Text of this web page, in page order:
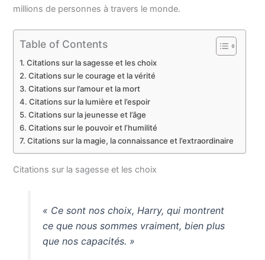
millions de personnes à travers le monde.
Table of Contents
Citations sur la sagesse et les choix
Citations sur le courage et la vérité
Citations sur l’amour et la mort
Citations sur la lumière et l’espoir
Citations sur la jeunesse et l’âge
Citations sur le pouvoir et l’humilité
Citations sur la magie, la connaissance et l’extraordinaire
Citations sur la sagesse et les choix
« Ce sont nos choix, Harry, qui montrent
ce que nous sommes vraiment, bien plus
que nos capacités. »